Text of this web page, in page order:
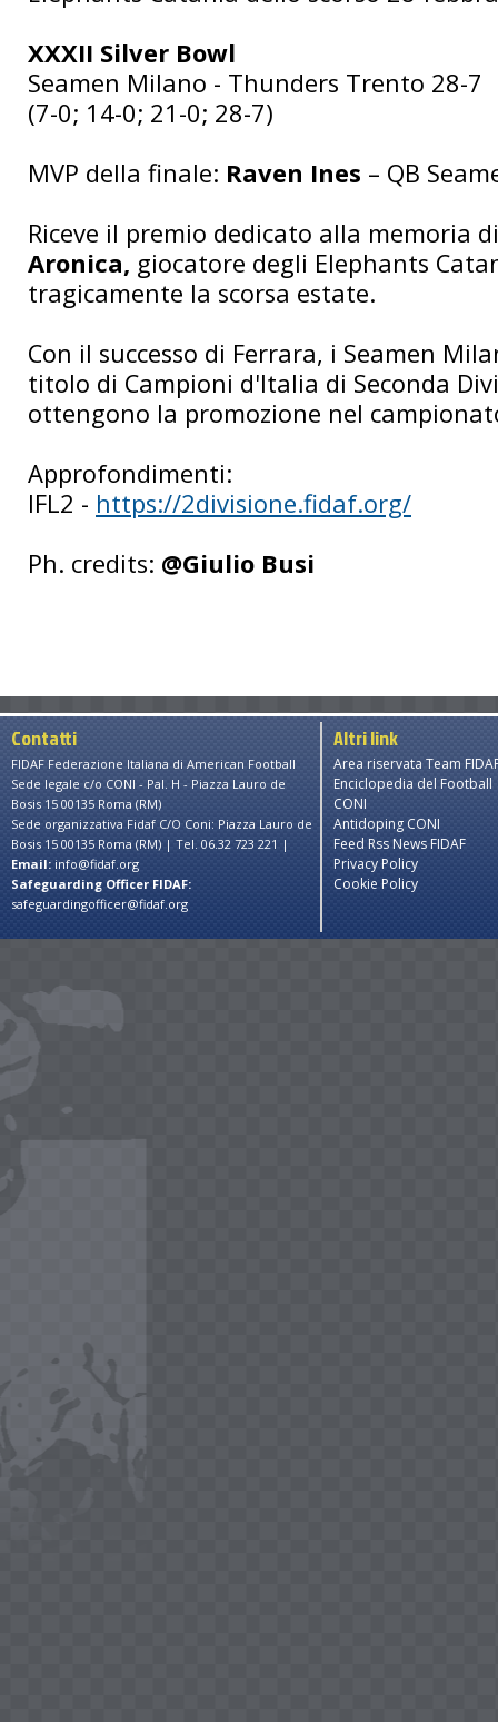
XXXII Silver Bowl
Seamen Milano - Thunders Trento 28-7
(7-0; 14-0; 21-0; 28-7)
MVP della finale: Raven Ines – QB
Riceve il premio dedicato alla memoria
Aronica, giocatore degli Elephants
tragicamente la scorsa estate.
Con il successo di Ferrara, i Seamen
titolo di Campioni d'Italia di Seconda
ottengono la promozione nel
Approfondimenti:
IFL2 - https://2divisione.fidaf.org/
Ph. credits: @Giulio Busi
Contatti
FIDAF Federazione Italiana di American Football
Sede legale c/o CONI - Pal. H - Piazza Lauro de
Bosis 15 00135 Roma (RM)
Sede organizzativa Fidaf C/O Coni: Piazza Lauro de
Bosis 15 00135 Roma (RM) | Tel. 06.32 723 221 |
Email: info@fidaf.org
Safeguarding Officer FIDAF:
safeguardingofficer@fidaf.org
Altri link
Area riservata Team
Enciclopedia del Football
CONI
Antidoping CONI
Feed Rss News FIDAF
Privacy Policy
Cookie Policy